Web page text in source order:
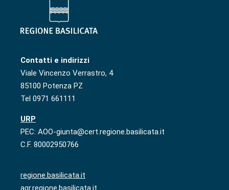
Contatti e indirizzi
Viale Vincenzo Verrastro, 4
85100 Potenza PZ
Tel 0971 661111
URP
PEC: AOO-giunta@cert.regione.basilicata.it
C.F. 80002950766
regione.basilicata.it
agr.regione.basilicata.it